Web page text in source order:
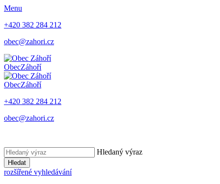
Menu
+420 382 284 212
obec@zahori.cz
ObecZáhoří
ObecZáhoří
+420 382 284 212
obec@zahori.cz
Hledaný výraz
Hledat
rozšířené vyhledávání